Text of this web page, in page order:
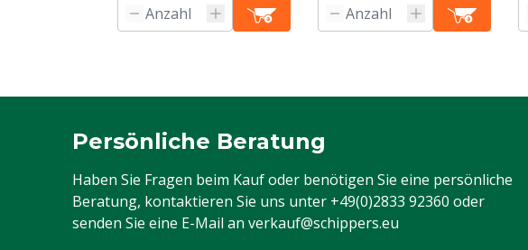
positive Wirkung auf das
Zink; spielt eine Rolle beim
Regenerationsfähigkeit der
Inhalt
10 L
Persönliche Beratung
Haben Sie Fragen beim Kauf oder benötigen Sie eine persönliche
Beratung, kontaktieren Sie uns unter +49(0)2833 92360 oder
senden Sie eine E-Mail an verkauf@schippers.eu